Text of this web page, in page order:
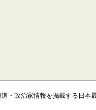
・政治家情報を掲載する日本